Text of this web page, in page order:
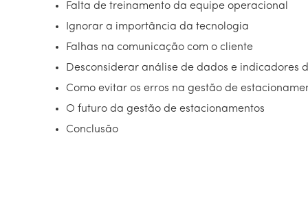
Falta de treinamento da equipe operacional
Ignorar a importância da tecnologia
Falhas na comunicação com o cliente
Desconsiderar análise de dados e indicadores
Como evitar os erros na gestão de
O futuro da gestão de estacionamentos
Conclusão